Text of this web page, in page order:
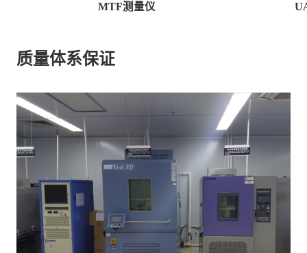
MTF测量仪
质量体系保证